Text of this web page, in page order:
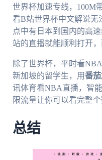
世界杯加速专线，100M
看B站世界杯中文解说无
点中有日本到国内的高
站的直播就能顺利打开
除了世界杯，平时看
新加坡的留学生，用番
讯体育看NBA直播，智
限流量让你可以看完整个
总结